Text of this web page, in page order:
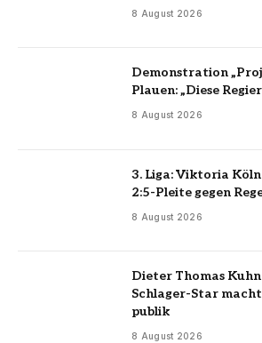
8 August 2026
Demonstration
Plauen: „Diese
8 August 2026
3. Liga: Viktoria
2:5-Pleite gegen
8 August 2026
Dieter Thomas
Schlager-Star
publik
8 August 2026